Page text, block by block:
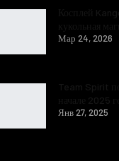
Мар 24, 2026
Янв 27, 2025